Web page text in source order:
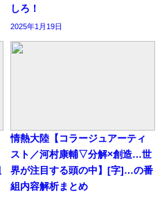
しろ！
2025年1月19日
情熱大陸【コラージュアーティ
スト／河村康輔▽分解×創造…世
界が注目する頭の中】[字]…の番
組内容解析まとめ